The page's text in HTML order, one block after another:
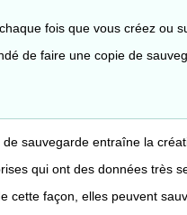
fois que vous créez ou
de faire une copie de
sauvegarde entraîne la
qui ont des données très
cette façon, elles peuvent